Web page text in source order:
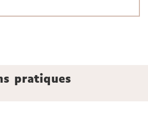
pratiques